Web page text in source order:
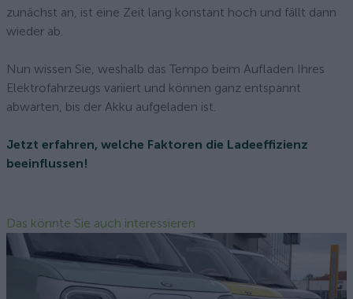
zunächst an, ist eine Zeit lang konstant hoch und fällt dann
wieder ab.
Nun wissen Sie, weshalb das Tempo beim Aufladen Ihres
Elektrofahrzeugs variiert und können ganz entspannt
abwarten, bis der Akku aufgeladen ist.
Jetzt erfahren, welche Faktoren die Ladeeffizienz
beeinflussen!
Das könnte Sie auch interessieren